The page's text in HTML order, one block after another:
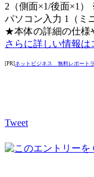
2（側面×1/後面×1）
パソコン入力 1（ミ
★本体の詳細の仕様
さらに詳しい情報
[PR]ネットビジネス 無料レポート
Tweet